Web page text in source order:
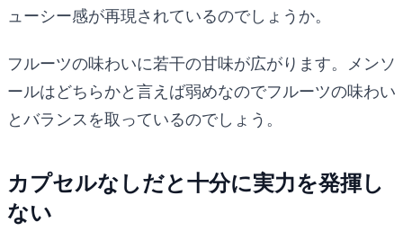
ューシー感が再現されているのでしょうか。
フルーツの味わいに若干の甘味が広がります。メンソ
ールはどちらかと言えば弱めなのでフルーツの味わい
とバランスを取っているのでしょう。
カプセルなしだと十分に実力を発揮し
ない